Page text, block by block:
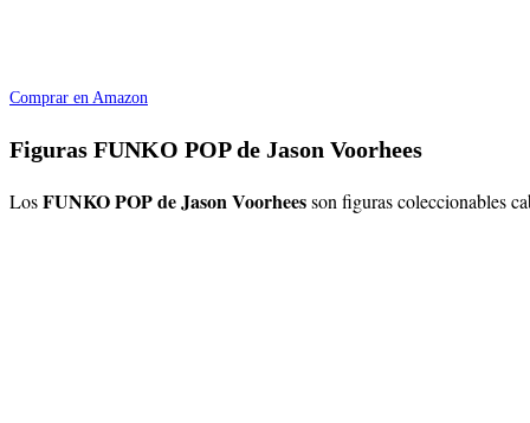
Comprar en Amazon
Figuras FUNKO POP de Jason Voorhees
LosFUNKO POP de Jason Voorheesson figuras coleccionables